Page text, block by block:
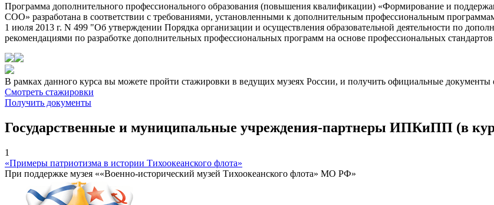
Программа дополнительного профессионального образования (повышения квалификации) «Формирование и
СОО» разработана в соответствии с требованиями, установленными к дополнительным профессиональным
1 июля 2013 г. N 499 "Об утверждении Порядка организации и осуществления образовательной деятельности по
рекомендациями по разработке дополнительных профессиональных программ на основе профессиональных стандартов
В рамках данного курса вы можете пройти стажировки в ведущих музеях России, и получить официальные
Смотреть стажировки
Получить документы
Государственные и муниципальные учреждения-партнеры ИПКиПП (в
1
«Примеры патриотизма в истории Тихоокеанского флота»
При поддержке музея ««Военно-исторический музей Тихоокеанского флота» МО РФ»